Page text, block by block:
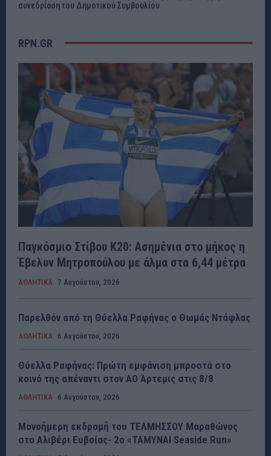
συνεδρίαση του Δημοτικού Συμβουλίου
RPN.GR
Παγκόσμιο Στίβου Κ20: Ασημένια στο μήκος η
Έβελυν Μητροπούλου με άλμα στα 6,44 μέτρα
ΑΘΛΗΤΙΚΑ 7 Αυγούστου, 2026
Παρελθόν από τη Θύελλα Ραφήνας ο Θωμάς Ντάφλας
ΑΘΛΗΤΙΚΑ 6 Αυγούστου, 2026
Θύελλα Ραφήνας: Πρώτη εμφάνιση μπροστά στο
κοινό της απέναντι στον ΑΟ Άρτεμις στις 8/8
ΑΘΛΗΤΙΚΑ 6 Αυγούστου, 2026
Μονοήμερη εκδρομή του ΤΕΛΜΗΣΣΟΥ Μαραθώνος
στο Αλιβέρι Ευβοίας- 2ο «ΤΑΜΥΝΑΙ Seaside Run»